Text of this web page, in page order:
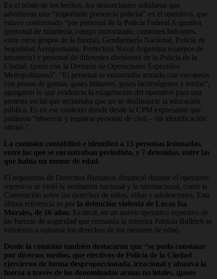
En el relato de los hechos, los denunciantes señalaron que
advirtieron una “importante presencia policial” en el operativo, que
estuvo conformado “por personal de la Policía Federal Argentina
(personal de infantería, cuerpo motorizado, camiones hidrantes,
entre otros grupos de la fuerza), Gendarmería Nacional, Policía de
Seguridad Aeroportuaria, Prefectura Naval Argentina (cuerpos de
infantería) y personal de diferentes divisiones de la Policía de la
Ciudad, (junto con la División de Operaciones Especiales
Metropolitanas)”. “El personal se encontraba armado con escopetas
con postas de gomas, gases irritantes, gases lacrimógenos y tonfas”,
agregaron lo que evidencia la exageración del operativo para una
protesta social que reclamaba que no se desfinancie la educación
pública. Es en ese contexto donde desde la CPM expresaron que
pudieron “observar y registrar personal de civil – sin identificación
oficial-”.
La comisión contabilizó e identificó a 15 personas lesionadas,
entre las que se encontraban periodista, y 7 detenidas, entre las
que había un menor de edad.
El organismo de Derechos Humanos denunció durante el operativo
represivo se violó la normativa nacional y la internacional, como la
Convención sobre los derechos de niños, niñas y adolescentes. Esta
última referencia es por la detención violenta de Lucas Isa
Morales, de 16 años. Es decir, en un nuevo operativo represivo de
las fuerzas de seguridad que comanda la ministra Patricia Bullrich se
volvieron a vulnerar los derechos de los menores de edad.
Desde la comisión también destacaron que “se pudo constatar
por diversos medios, que efectivos de Policía de la Ciudad
ejercieron de forma desproporcionada, irracional y abusiva la
fuerza a través de las denominadas armas no letales, (gases